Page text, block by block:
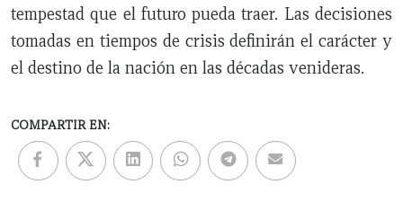
tempestad que el futuro pueda traer. Las decisiones
tomadas en tiempos de crisis definirán el carácter y
el destino de la nación en las décadas venideras.
COMPARTIR EN: